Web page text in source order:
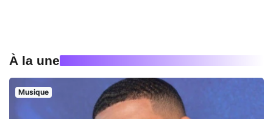
À la une
Musique